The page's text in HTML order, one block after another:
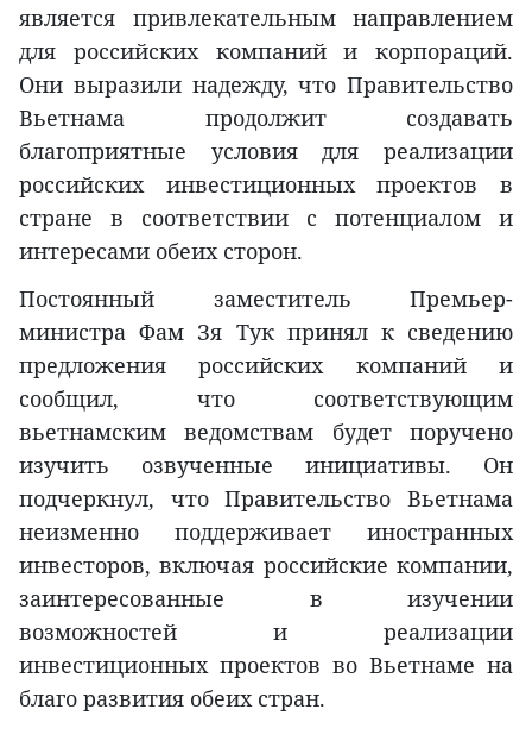
является привлекательным направлением
для российских компаний и корпораций.
Они выразили надежду, что Правительство
Вьетнама продолжит создавать
благоприятные условия для реализации
российских инвестиционных проектов в
стране в соответствии с потенциалом и
интересами обеих сторон.
Постоянный заместитель Премьер-
министра Фам Зя Тук принял к сведению
предложения российских компаний и
сообщил, что соответствующим
вьетнамским ведомствам будет поручено
изучить озвученные инициативы. Он
подчеркнул, что Правительство Вьетнама
неизменно поддерживает иностранных
инвесторов, включая российские компании,
заинтересованные в изучении
возможностей и реализации
инвестиционных проектов во Вьетнаме на
благо развития обеих стран.